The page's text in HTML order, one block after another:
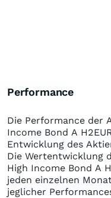
Performance
Die Performance der
Income Bond A
Entwicklung des
Die Wertentwicklung
High Income Bond A
jeden einzelnen
jeglicher